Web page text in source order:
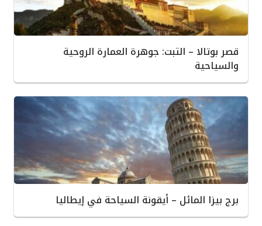
قصر بوتالا – التبت: جوهرة العمارة الروحية
والسياحية
برج بيزا المائل – أيقونة السياحة في إيطاليا